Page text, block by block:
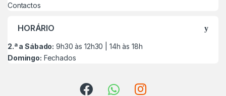
Contactos
HORÁRIO
2.ª a Sábado: 9h30 às 12h30 | 14h às 18h
Domingo: Fechados